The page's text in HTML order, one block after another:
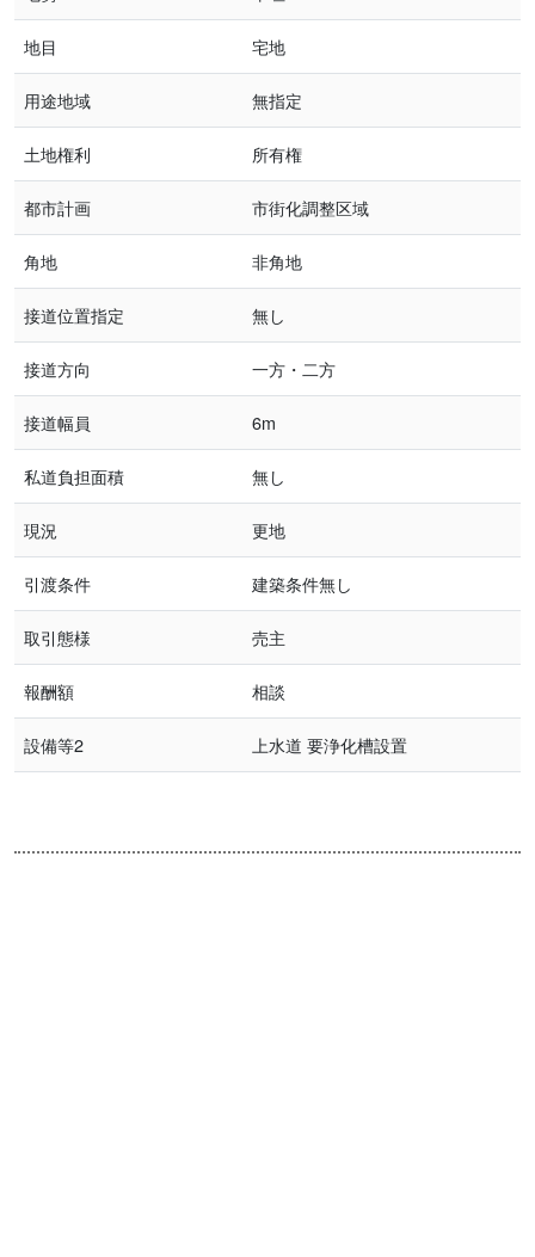
地目 宅地
用途地域 無指定
土地権利 所有権
都市計画 市街化調整区域
角地 非角地
接道位置指定 無し
接道方向 一方・二方
接道幅員 6m
私道負担面積 無し
現況 更地
引渡条件 建築条件無し
取引態様 売主
報酬額 相談
設備等2 上水道 要浄化槽設置